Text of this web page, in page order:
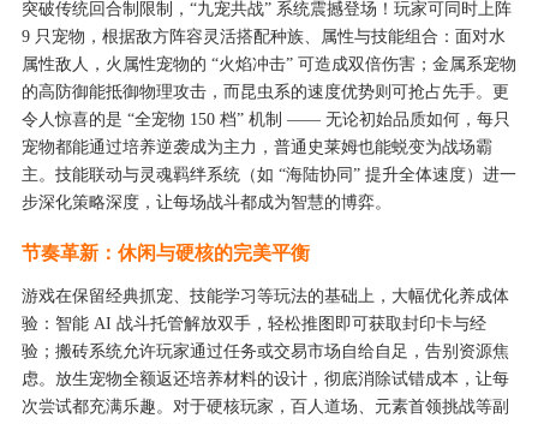
突破传统回合制限制，“九宠共战” 系统震撼登场！玩家可同时上阵
9 只宠物，根据敌方阵容灵活搭配种族、属性与技能组合：面对水
属性敌人，火属性宠物的 “火焰冲击” 可造成双倍伤害；金属系宠物
的高防御能抵御物理攻击，而昆虫系的速度优势则可抢占先手。更
令人惊喜的是 “全宠物 150 档” 机制 —— 无论初始品质如何，每只
宠物都能通过培养逆袭成为主力，普通史莱姆也能蜕变为战场霸
主。技能联动与灵魂羁绊系统（如 “海陆协同” 提升全体速度）进一
步深化策略深度，让每场战斗都成为智慧的博弈。
节奏革新：休闲与硬核的完美平衡
游戏在保留经典抓宠、技能学习等玩法的基础上，大幅优化养成体
验：智能 AI 战斗托管解放双手，轻松推图即可获取封印卡与经
验；搬砖系统允许玩家通过任务或交易市场自给自足，告别资源焦
虑。放生宠物全额返还培养材料的设计，彻底消除试错成本，让每
次尝试都充满乐趣。对于硬核玩家，百人道场、元素首领挑战等副